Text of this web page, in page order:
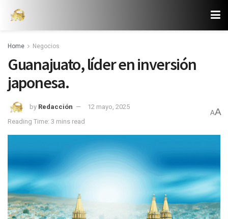
Home Negocios
Guanajuato, líder en inversión
japonesa.
by Redacción
12 mayo, 2025
Reading Time: 3 mins read
AA